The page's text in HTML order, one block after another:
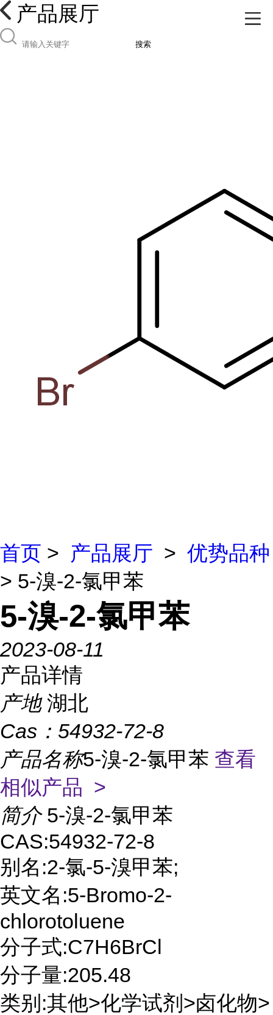
产品展厅
搜索
首页 > 产品展厅 > 优势品种
> 5-溴-2-氯甲苯
5-溴-2-氯甲苯
2023-08-11
产品详情
产地 湖北
Cas： 54932-72-8
产品名称5-溴-2-氯甲苯 查看
相似产品 >
简介 5-溴-2-氯甲苯
CAS:54932-72-8
别名:2-氯-5-溴甲苯;
英文名:5-Bromo-2-
chlorotoluene
分子式:C7H6BrCl
分子量:205.48
类别:其他>化学试剂>卤化物>